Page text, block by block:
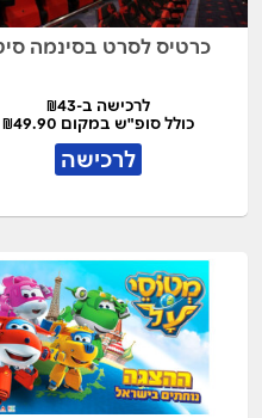
כרטיס לסרט בסינמה
לרכישה ב-₪43
כולל סופ"ש במקום ₪49.90
לרכישה